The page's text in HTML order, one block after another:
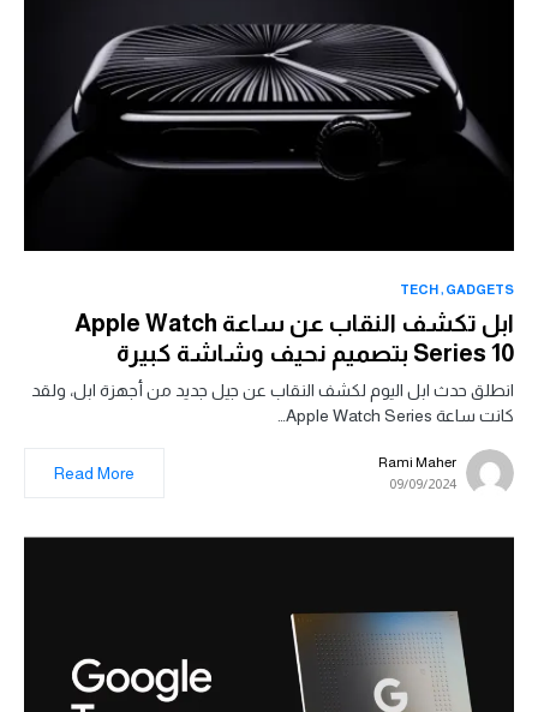
GADGETS
TECH
ابل تكشف النقاب عن ساعة Apple Watch
Series 10 بتصميم نحيف وشاشة كبيرة
انطلق حدث ابل اليوم لكشف النقاب عن جيل جديد من أجهزة ابل، ولقد
كانت ساعة Apple Watch Series…
Rami Maher
09/09/2024
Read More